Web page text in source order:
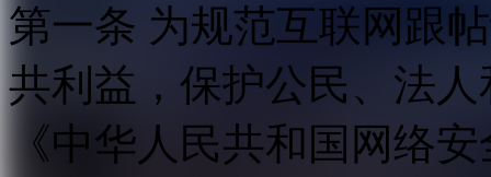
第一条 为规范互联网跟
共利益，保护公民、法
《中华人民共和国网络